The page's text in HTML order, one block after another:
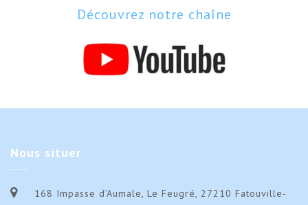
Découvrez notre chaîne
Nous situer
168 Impasse d’Aumale, Le Feugré, 27210 Fatouville-